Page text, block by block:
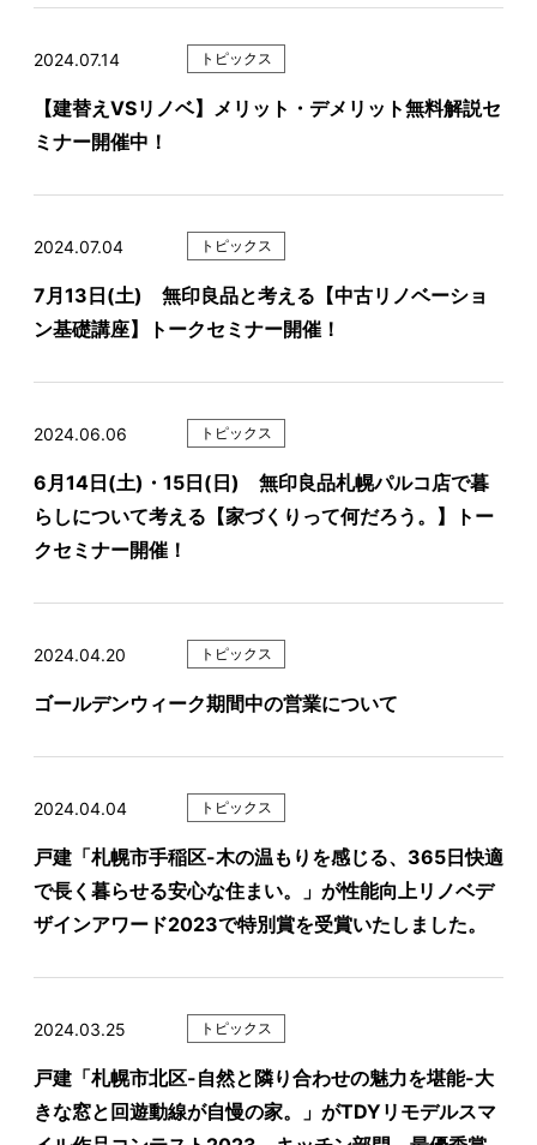
2024.07.14 トピックス
【建替えVSリノベ】メリット・デメリット無料解説セ
ミナー開催中！
2024.07.04 トピックス
7月13日(土) 無印良品と考える【中古リノベーショ
ン基礎講座】トークセミナー開催！
2024.06.06 トピックス
6月14日(土)・15日(日) 無印良品札幌パルコ店で暮
らしについて考える【家づくりって何だろう。】トー
クセミナー開催！
2024.04.20 トピックス
ゴールデンウィーク期間中の営業について
2024.04.04 トピックス
戸建「札幌市手稲区-木の温もりを感じる、365日快適
で長く暮らせる安心な住まい。」が性能向上リノベデ
ザインアワード2023で特別賞を受賞いたしました。
2024.03.25 トピックス
戸建「札幌市北区-自然と隣り合わせの魅力を堪能-大
きな窓と回遊動線が自慢の家。」がTDYリモデルスマ